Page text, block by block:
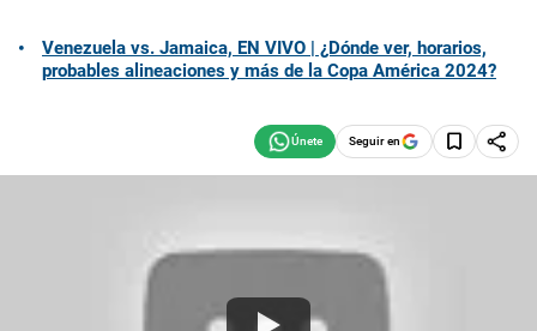
Venezuela vs. Jamaica, EN VIVO | ¿Dónde ver, horarios,
probables alineaciones y más de la Copa América 2024?
Seguir en